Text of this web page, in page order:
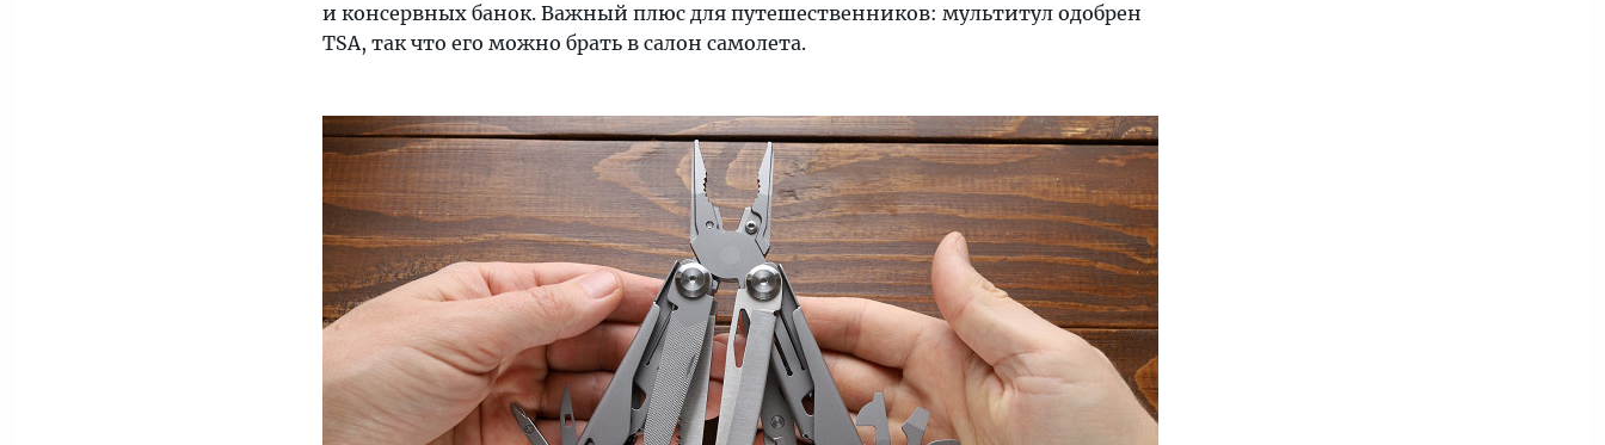
и консервных банок. Важный плюс для путешественников: мультитул одобрен
TSA, так что его можно брать в салон самолета.